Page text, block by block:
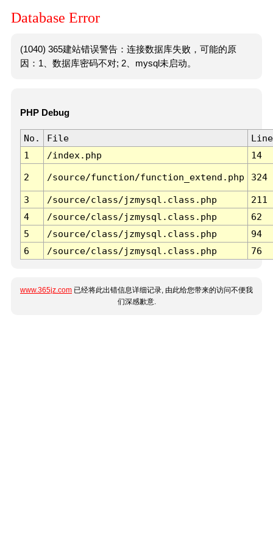
Database Error
(1040) 365建站错误警告：连接数据库失败，可能的原
因：1、数据库密码不对; 2、mysql未启动。
PHP Debug
No. File
Line
1
/index.php 14
2 /source/function/function_extend.php 324
3 /source/class/jzmysql.class.php
211
4
/source/class/jzmysql.class.php
62
5
/source/class/jzmysql.class.php
94
6
/source/class/jzmysql.class.php 76
www.365jz.com 已经将此出错信息详细记录, 由此给您带来的访问不便我
们深感歉意.